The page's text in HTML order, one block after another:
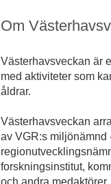
Om
Västerhavsveckan är
med aktiviteter som
åldrar.
Västerhavsveckan
av VGR:s miljönämnd
forskningsinstitut,
och andra medaktörer.